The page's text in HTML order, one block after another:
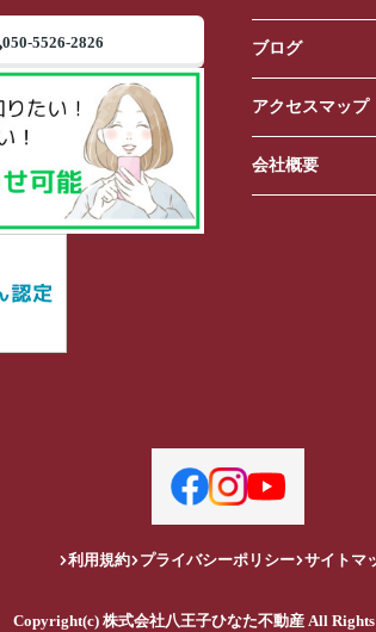
050-5526-2826 ブログ
アクセスマップ
会社概要
利用規約 プライバシーポリシー サイトマ
Copyright(c) 株式会社八王子ひなた不動産 All Rights